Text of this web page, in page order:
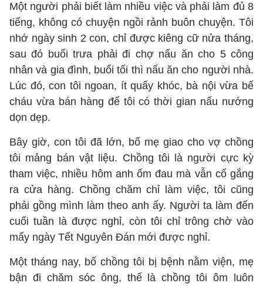
Một người phải biết làm nhiều việc và phải làm đủ 8
tiếng, không có chuyện ngồi rảnh buôn chuyện. Tôi
nhớ ngày sinh 2 con, chỉ được kiêng cữ nửa tháng,
sau đó buổi trưa phải đi chợ nấu ăn cho 5 công
nhân và gia đình, buổi tối thì nấu ăn cho người nhà.
Lúc đó, con tôi ngoan, ít quấy khóc, bà nội vừa bế
cháu vừa bán hàng để tôi có thời gian nấu nướng
dọn dẹp.
Bây giờ, con tôi đã lớn, bố mẹ giao cho vợ chồng
tôi mảng bán vật liệu. Chồng tôi là người cực kỳ
tham việc, nhiều hôm anh ốm đau mà vẫn cố gắng
ra cửa hàng. Chồng chăm chỉ làm việc, tôi cũng
phải gồng mình làm theo anh ấy. Người ta làm đến
cuối tuần là được nghỉ, còn tôi chỉ trông chờ vào
mấy ngày Tết Nguyên Đán mới được nghỉ.
Một tháng nay, bố chồng tôi bị bệnh nằm viện, mẹ
bận đi chăm sóc ông, thế là chồng tôi ôm luôn